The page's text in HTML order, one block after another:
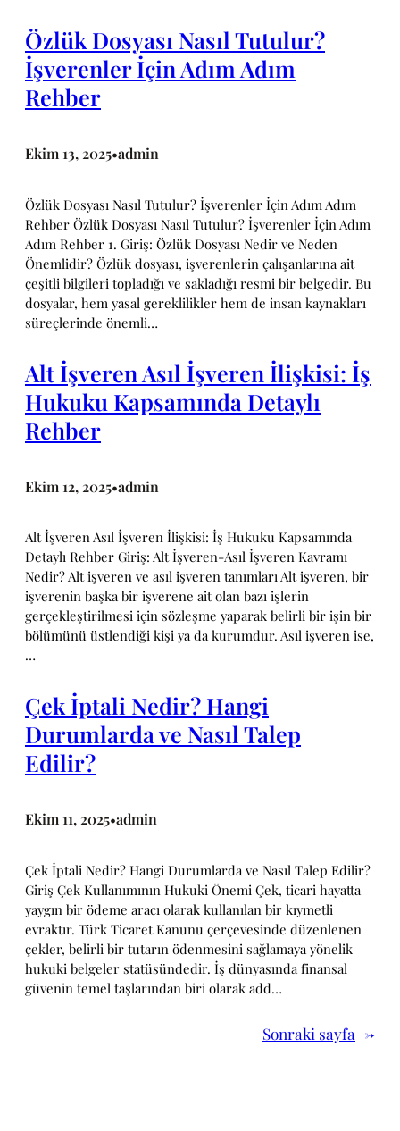
Özlük Dosyası Nasıl Tutulur?
İşverenler İçin Adım Adım
Rehber
Ekim 13, 2025•admin
Özlük Dosyası Nasıl Tutulur? İşverenler İçin Adım Adım
Rehber Özlük Dosyası Nasıl Tutulur? İşverenler İçin Adım
Adım Rehber 1. Giriş: Özlük Dosyası Nedir ve Neden
Önemlidir? Özlük dosyası, işverenlerin çalışanlarına ait
çeşitli bilgileri topladığı ve sakladığı resmi bir belgedir. Bu
dosyalar, hem yasal gereklilikler hem de insan kaynakları
süreçlerinde önemli…
Alt İşveren Asıl İşveren İlişkisi: İş
Hukuku Kapsamında Detaylı
Rehber
Ekim 12, 2025•admin
Alt İşveren Asıl İşveren İlişkisi: İş Hukuku Kapsamında
Detaylı Rehber Giriş: Alt İşveren-Asıl İşveren Kavramı
Nedir? Alt işveren ve asıl işveren tanımları Alt işveren, bir
işverenin başka bir işverene ait olan bazı işlerin
gerçekleştirilmesi için sözleşme yaparak belirli bir işin bir
bölümünü üstlendiği kişi ya da kurumdur. Asıl işveren ise,
…
Çek İptali Nedir? Hangi
Durumlarda ve Nasıl Talep
Edilir?
Ekim 11, 2025•admin
Çek İptali Nedir? Hangi Durumlarda ve Nasıl Talep Edilir?
Giriş Çek Kullanımının Hukuki Önemi Çek, ticari hayatta
yaygın bir ödeme aracı olarak kullanılan bir kıymetli
evraktır. Türk Ticaret Kanunu çerçevesinde düzenlenen
çekler, belirli bir tutarın ödenmesini sağlamaya yönelik
hukuki belgeler statüsündedir. İş dünyasında finansal
güvenin temel taşlarından biri olarak add…
Sonraki sayfa →